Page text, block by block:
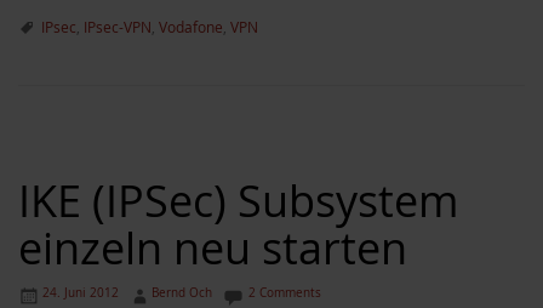
IPsec, IPsec-VPN, Vodafone, VPN
IKE (IPSec) Subsystem
einzeln neu starten
24. Juni 2012 Bernd Och 2 Comments